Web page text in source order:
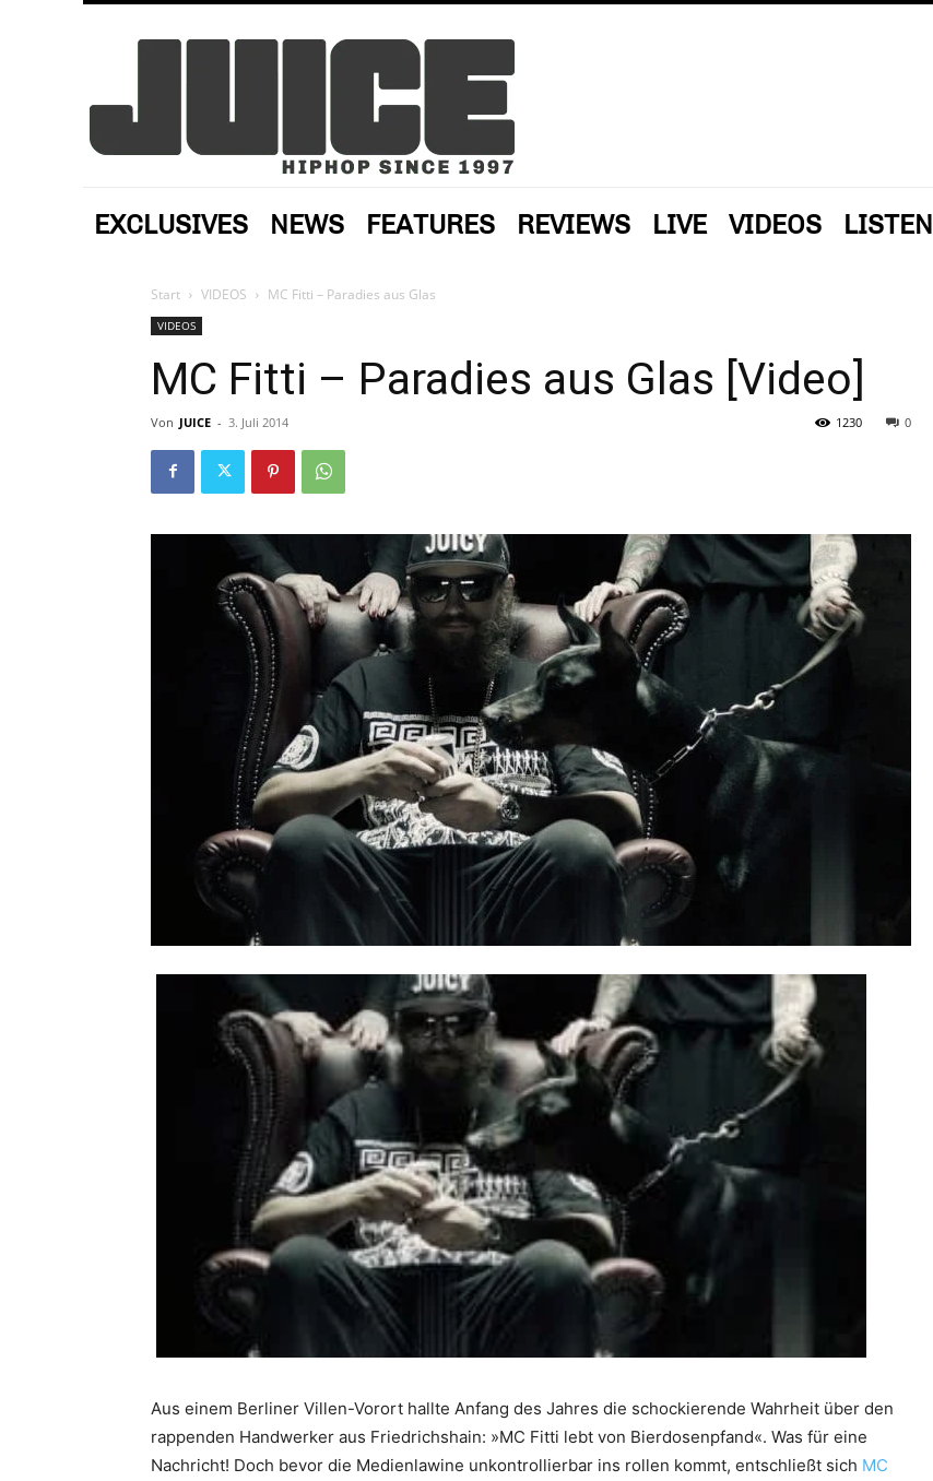
EXCLUSIVES NEWS FEATURES REVIEWS LIVE VIDEOS LISTEN
Start VIDEOS MC Fitti – Paradies aus Glas
VIDEOS
MC Fitti – Paradies aus Glas [Video]
Von JUICE - 3. Juli 2014 0
1230
Aus einem Berliner Villen-Vorort hallte Anfang des Jahres die schockierende Wahrheit über den
rappenden Handwerker aus Friedrichshain: »MC Fitti lebt von Bierdosenpfand«. Was für eine
Nachricht! Doch bevor die Medienlawine unkontrollierbar ins rollen kommt, entschließt sich MC